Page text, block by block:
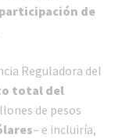
de
Reguladora del
total del
de pesos
– e incluiría,